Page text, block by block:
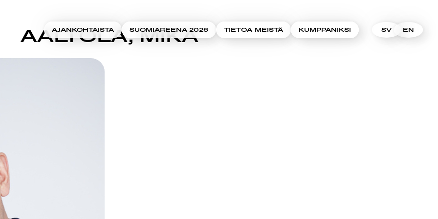
AJANKOHTAISTA
SUOMIAREENA 2026 TIETOA MEISTÄ KUMPPANIKSI SV EN
AALTOLA, MIKA